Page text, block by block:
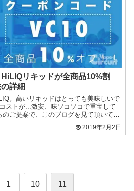
HiLIQリキッドが全商品10%割
詳細
。高いリキッドはとっても美味しいで
ストが...激安、味ソコソコで重宝して
のご提案で、このブログを見て頂いてい
2019年2月2日
1 10 11